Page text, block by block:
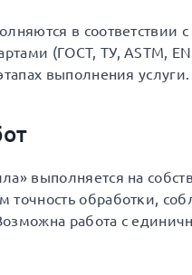
в соответствии
(ГОСТ, ТУ, ASTM,
выполнения услуги.
выполняется на
обработки,
работа с